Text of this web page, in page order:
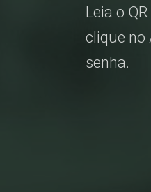
Leia o
clique no
senha.